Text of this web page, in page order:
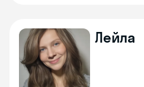
Лейла